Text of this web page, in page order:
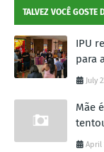
TALVEZ VOCÊ GOSTE
IPU
para
July
Mãe
April